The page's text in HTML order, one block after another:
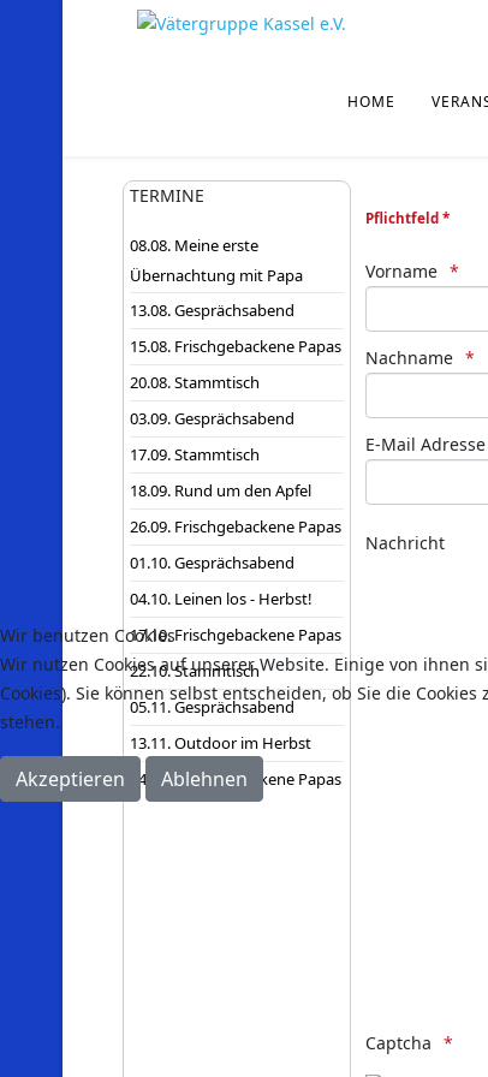
HOME
TERMINE
08.08. Meine erste
Übernachtung mit Papa
13.08. Gesprächsabend
15.08. Frischgebackene Papas
20.08. Stammtisch
03.09. Gesprächsabend
17.09. Stammtisch
18.09. Rund um den Apfel
26.09. Frischgebackene Papas
01.10. Gesprächsabend
04.10. Leinen los - Herbst!
17.10. Frischgebackene Papas
22.10. Stammtisch
05.11. Gesprächsabend
13.11. Outdoor im Herbst
14.11. Frischgebackene Papas
Pflichtfeld *
Vorname
Nachname
E-Mail Adresse
Nachricht
Captcha
Wir benutzen Cookies
Wir nutzen Cookies auf unserer Website. Einige von
Cookies). Sie können selbst entscheiden, ob Sie die
stehen.
Akzeptieren Ablehnen